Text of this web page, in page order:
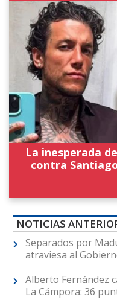
La inesperada
contra
NOTICIAS
Separados por
atraviesa al
Alberto Fernández
La Cámpora: 36